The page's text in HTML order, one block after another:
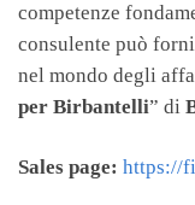
competenze
consulente può
nel mondo degli
per Birbantelli” di
Sales page: https://